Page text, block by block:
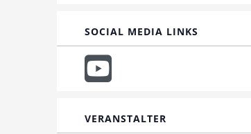
SOCIAL MEDIA LINKS
VERANSTALTER